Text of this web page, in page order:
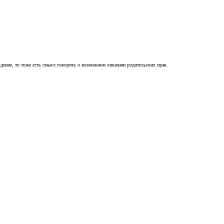
то тоже есть смысл говорить о возможном лишении родительских прав.